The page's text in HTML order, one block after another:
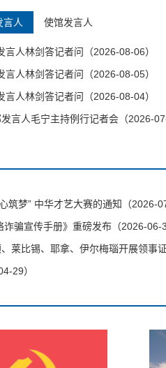
言人 使馆发言人
人林剑答记者问（2026-08-06）
人林剑答记者问（2026-08-05）
人林剑答记者问（2026-08-04）
言人毛宁主持例行记者会（2026-
筑梦” 中华才艺大赛的通知（2026-
诈骗宣传手册》重磅发布（2026-06-
莱比锡、耶拿、伊尔梅瑙开展领事
29）